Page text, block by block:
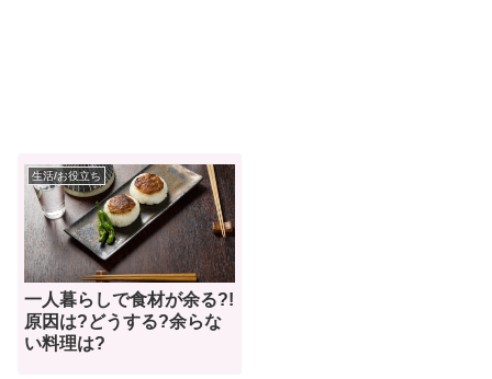
生活/お役立ち
一人暮らしで食材が余る?!
原因は?どうする?余らな
い料理は?